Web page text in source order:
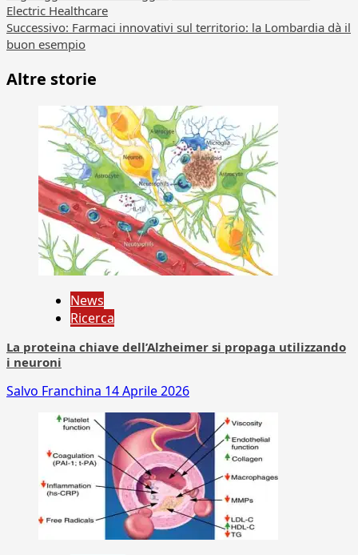
articolo
Electric Healthcare
Successivo: Farmaci innovativi sul territorio: la Lombardia dà il
buon esempio
Altre storie
News
Ricerca
La proteina chiave dell’Alzheimer si propaga utilizzando
i neuroni
Salvo Franchina 14 Aprile 2026